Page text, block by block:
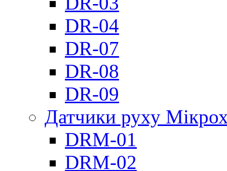
DR-04
DR-07
DR-08
DR-09
Датчики руху
DRM-01
DRM-02